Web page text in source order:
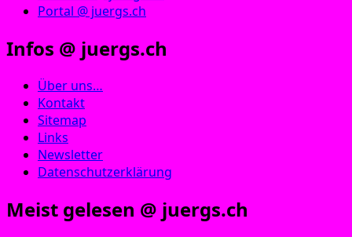
Portal @ juergs.ch
Infos @ juergs.ch
Über uns…
Kontakt
Sitemap
Links
Newsletter
Datenschutzerklärung
Meist gelesen @ juergs.ch